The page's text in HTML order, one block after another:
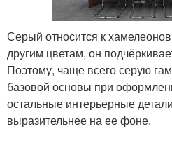
Серый относится к
другим цветам, он
Поэтому, чаще всего серую
базовой основы при
остальные интерьерные
выразительнее на ее фоне.